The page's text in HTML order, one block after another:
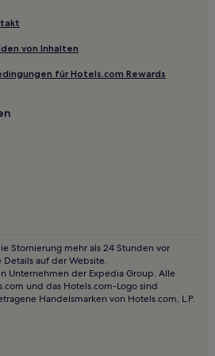
Frühstück in Neu-Taipeh
Nachtmarkt von Sanhe
von Inhalten
für Hotels.com Rewards
Stornierung mehr als 24 Stunden vor
auf der Website.
Unternehmen der Expedia Group. Alle
und das Hotels.com-Logo sind
Handelsmarken von Hotels.com, L.P.